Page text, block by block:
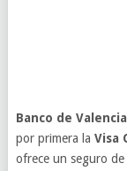
Banco de Valencia
por primera la Visa
ofrece un seguro